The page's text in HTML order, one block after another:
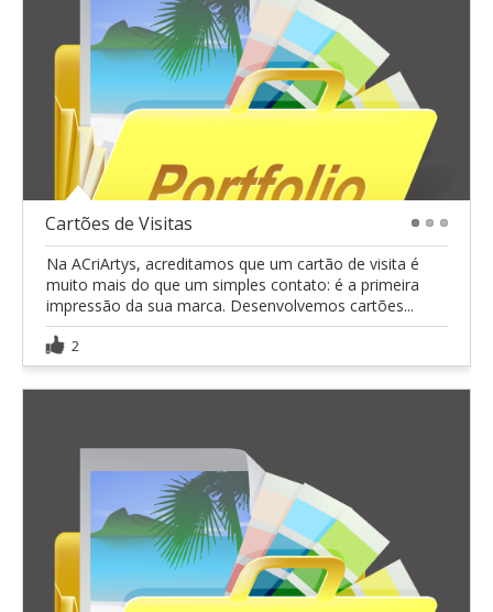
Cartões de Visitas
Na ACriArtys, acreditamos que um cartão de visita é
muito mais do que um simples contato: é a primeira
impressão da sua marca. Desenvolvemos cartões...
2